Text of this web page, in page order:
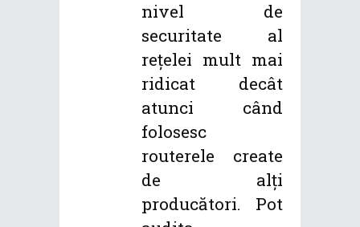
nivel de
securitate al
rețelei mult mai
ridicat decât
atunci când
folosesc
routerele create
de alți
producători. Pot